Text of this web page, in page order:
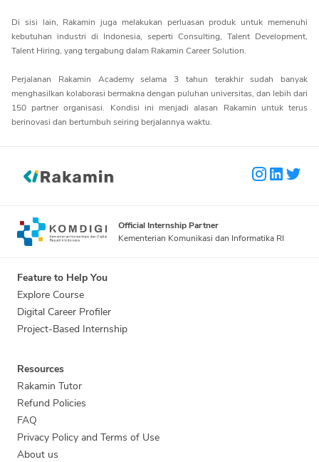
Di sisi lain, Rakamin juga melakukan perluasan produk untuk memenuhi
kebutuhan industri di Indonesia, seperti Consulting, Talent Development,
Talent Hiring, yang tergabung dalam Rakamin Career Solution.
Perjalanan Rakamin Academy selama 3 tahun terakhir sudah banyak
menghasilkan kolaborasi bermakna dengan puluhan universitas, dan lebih dari
150 partner organisasi. Kondisi ini menjadi alasan Rakamin untuk terus
berinovasi dan bertumbuh seiring berjalannya waktu.
Official Internship Partner
Kementerian Komunikasi dan Informatika RI
Feature to Help You
Explore Course
Digital Career Profiler
Project-Based Internship
Resources
Rakamin Tutor
Refund Policies
FAQ
Privacy Policy and Terms of Use
About us